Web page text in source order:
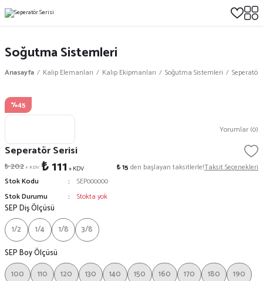
Soğutma Sistemleri
Anasayfa Kalıp Elemanları Kalıp Ekipmanları Soğutma Sistemleri Seperatör
%45
Yorumlar (0)
Seperatör Serisi
₺ 202+ KDV ₺ 111 + KDV ₺ 15 den başlayan taksitlerle!Taksit Seçenekleri
Stok Kodu
SEP000000
Stok Durumu
Stokta yok
SEP Diş Ölçüsü
1/2
1/4 1/8
3/8
SEP Boy Ölçüsü
100
110 120 130 140 150 160 170 180
190